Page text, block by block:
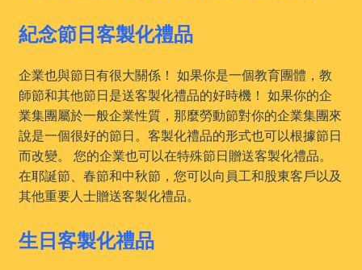
紀念節日客製化禮品
企業也與節日有很大關係！ 如果你是一個教育團體，教
師節和其他節日是送客製化禮品的好時機！ 如果你的企
業集團屬於一般企業性質，那麼勞動節對你的企業集團來
說是一個很好的節日。客製化禮品的形式也可以根據節日
而改變。 您的企業也可以在特殊節日贈送客製化禮品。
在耶誕節、春節和中秋節，您可以向員工和股東客戶以及
其他重要人士贈送客製化禮品。
生日客製化禮品